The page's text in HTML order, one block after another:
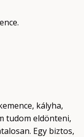
kályha,
tudom eldönteni,
Egy biztos,